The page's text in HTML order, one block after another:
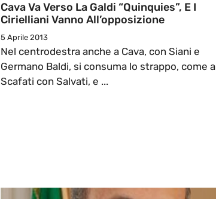
Cava Va Verso La Galdi “quinquies”, E I
Cirielliani Vanno All’opposizione
5 Aprile 2013
Nel centrodestra anche a Cava, con Siani e
Germano Baldi, si consuma lo strappo, come a
Scafati con Salvati, e ...